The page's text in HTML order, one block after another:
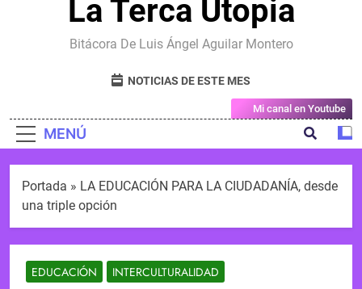
La Terca Utopia
Bitácora De Luis Ángel Aguilar Montero
NOTICIAS DE ESTE MES
MENÚ
Mi canal en Youtube
Portada » LA EDUCACIÓN PARA LA CIUDADANÍA, desde
una triple opción
EDUCACIÓN INTERCULTURALIDAD